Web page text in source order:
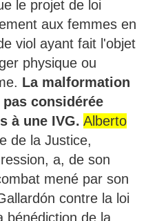
le projet de loi
aux femmes en
viol ayant fait l'objet
physique ou
La malformation
considérée
à une IVG. Alberto
de la Justice,
a, de son
mené par son
contre la loi
bénédiction de la